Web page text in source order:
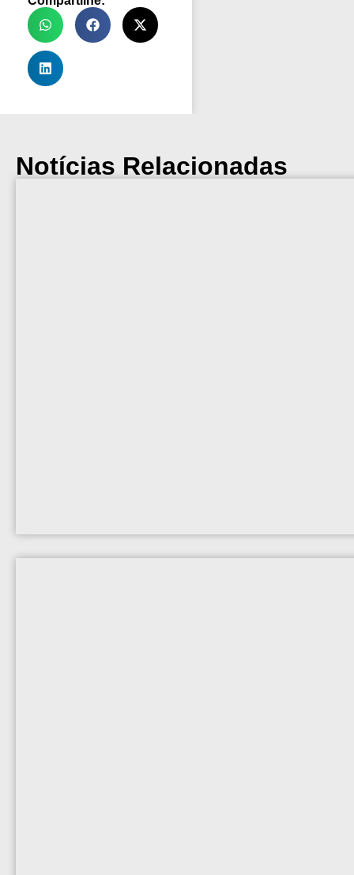
Notícias Relacionadas